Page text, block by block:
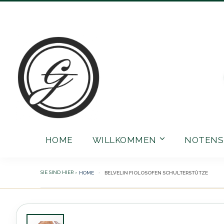
HOME WILLKOMMEN
HOME BELVELIN FIOLOSOFEN SCHULTERSTÜTZE